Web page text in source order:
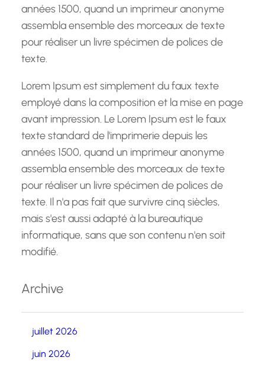
années 1500, quand un imprimeur anonyme
assembla ensemble des morceaux de texte
pour réaliser un livre spécimen de polices de
texte.
Lorem Ipsum est simplement du faux texte
employé dans la composition et la mise en page
avant impression. Le Lorem Ipsum est le faux
texte standard de l'imprimerie depuis les
années 1500, quand un imprimeur anonyme
assembla ensemble des morceaux de texte
pour réaliser un livre spécimen de polices de
texte. Il n'a pas fait que survivre cinq siècles,
mais s'est aussi adapté à la bureautique
informatique, sans que son contenu n'en soit
modifié.
Archive
juillet 2026
juin 2026